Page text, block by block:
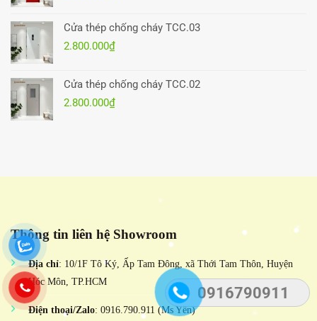
0916790911
Cửa thép chống cháy TCC.03
2.800.000₫
Cửa thép chống cháy TCC.02
2.800.000₫
Thông tin liên hệ Showroom
Địa chỉ: 10/1F Tô Ký, Ấp Tam Đông, xã Thới Tam Thôn, Huyện
Hóc Môn, TP.HCM
Điện thoại/Zalo: 0916.790.911 (Ms Yến)